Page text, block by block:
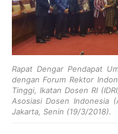
Rapat Dengar Pendapat
dengan Forum Rektor
Tinggi, Ikatan Dosen RI
Asosiasi Dosen Indonesia
Jakarta, Senin (19/3/2018).